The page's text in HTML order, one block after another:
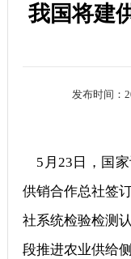
我国将建
发布时间：
5月23日
，国
供销合作总社签
社系统检验检测
段推进农业供给